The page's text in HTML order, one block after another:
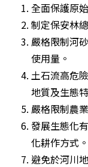
全面保護原
制定保安林
嚴格限制河
使用量。
土石流高危
地質及生態
嚴格限制農
發展生態化
化耕作方式。
避免於河川